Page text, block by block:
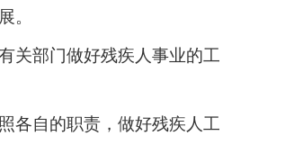
。
关部门做好残疾人事业的工
各自的职责，做好残疾人工